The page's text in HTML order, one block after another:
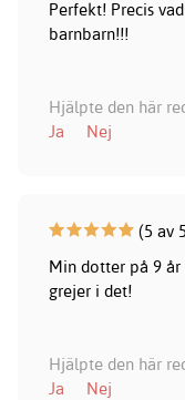
Perfekt! Precis
barnbarn!!!
Hjälpte den här
Ja
Nej
(5 av
Min dotter på 9
grejer i det!
Hjälpte den här
Ja
Nej